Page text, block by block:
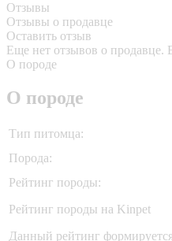
Отзывы
Отзывы о продавце
Оставить отзыв
Еще нет отзывов о продавце.
О породе
О породе
Тип питомца:
Порода:
Рейтинг породы:
Рейтинг породы на Kinpet
Данный рейтинг